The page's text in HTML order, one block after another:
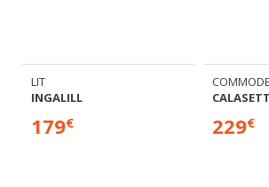
LIT
INGALILL
179€
COMMODE
229€